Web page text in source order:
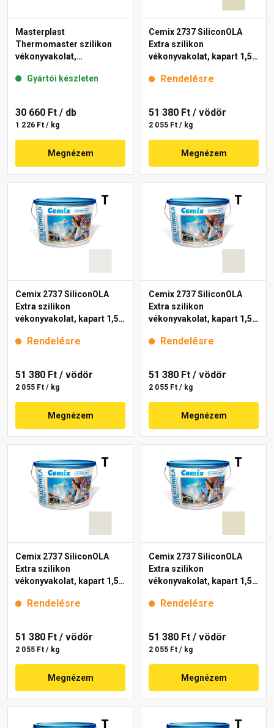
Masterplast
Thermomaster szilikon
vékonyvakolat,
fehér 25 kg
Gyártói készleten
30 660 Ft / db
1 226 Ft / kg
Megnézem
Cemix 2737 SiliconOLA
Extra szilikon
vékonyvakolat, kapart 1,5
Rendelésre
51 380 Ft / vödör
2 055 Ft / kg
Megnézem
Cemix 2737 SiliconOLA
Extra szilikon
vékonyvakolat, kapart 1,5
Rendelésre
51 380 Ft / vödör
2 055 Ft / kg
Megnézem
Cemix 2737 SiliconOLA
Extra szilikon
vékonyvakolat, kapart 1,5
Rendelésre
51 380 Ft / vödör
2 055 Ft / kg
Megnézem
Cemix 2737 SiliconOLA
Extra szilikon
vékonyvakolat, kapart 1,5
Rendelésre
51 380 Ft / vödör
2 055 Ft / kg
Megnézem
Cemix 2737 SiliconOLA
Extra szilikon
vékonyvakolat, kapart 1,5
Rendelésre
51 380 Ft / vödör
2 055 Ft / kg
Megnézem